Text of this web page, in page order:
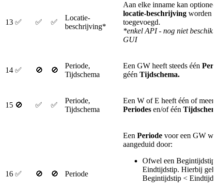
13 ✅ ✅ ✅
Locatie-
beschrijving*
Aan elke inname kan
locatie-beschrijving worden
toegevoegd.
*enkel API - nog niet
GUI
14 ✅ 🚫 🚫
Periode,
Tijdschema
Een GW heeft steeds één
géén Tijdschema.
15 🚫 ✅ ✅
Periode,
Tijdschema
Een W of E heeft één of
Periodes en/of één
16 ✅ 🚫 🚫 Periode
Een Periode voor een GW
aangeduid door:
Ofwel een Begintijdstip
Eindtijdstip. Hierbij
Begintijdstip <